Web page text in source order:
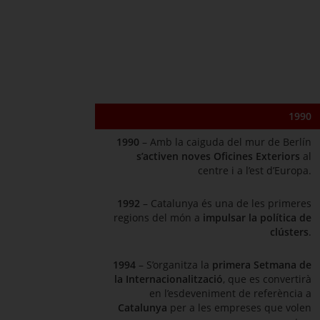
1990
1990 – Amb la caiguda del mur de Berlín
s’activen noves Oficines Exteriors al
centre i a l’est d’Europa.
1992 – Catalunya és una de les primeres
regions del món a impulsar la política de
clústers.
1994 – S’organitza la primera Setmana de
la Internacionalització, que es convertirà
en l’esdeveniment de referència a
Catalunya per a les empreses que volen